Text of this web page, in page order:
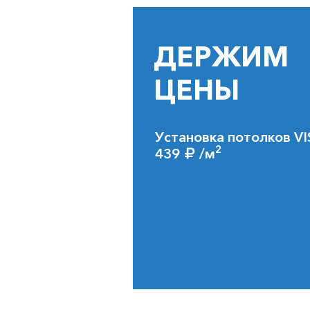
ДЕРЖИМ
ЦЕНЫ
Установка потолков
439
/м2